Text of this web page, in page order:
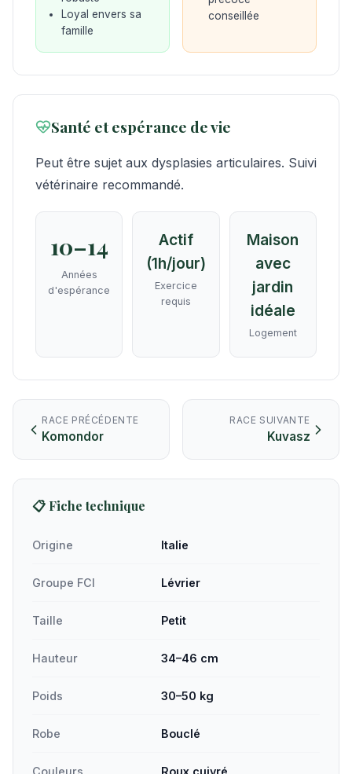
Loyal envers sa
famille
conseillée
Santé et espérance de vie
Peut être sujet aux dysplasies articulaires. Suivi
vétérinaire recommandé.
10–14
Années
d'espérance
Actif
(1h/jour)
Exercice
requis
Maison
avec
jardin
idéale
Logement
RACE PRÉCÉDENTE
Komondor
RACE SUIVANTE
Kuvasz
📋 Fiche technique
Origine Italie
Groupe FCI Lévrier
Taille Petit
Hauteur 34–46 cm
Poids 30–50 kg
Robe Bouclé
Couleurs Roux cuivré